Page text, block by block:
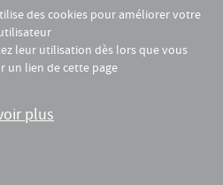
des cookies pour améliorer votre
leur utilisation dès lors que vous
un lien de cette page
plus